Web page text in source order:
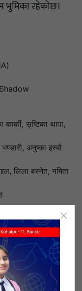
भुमिका रहेकोछ।
कार्की, सृष्टिका थापा,
अनुष्का इस्बो
लिला बस्नेत, नमिता